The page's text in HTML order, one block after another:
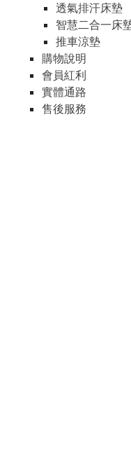
透氣排汗床墊
智慧二合一床
推車涼墊
購物說明
會員紅利
實體通路
售後服務